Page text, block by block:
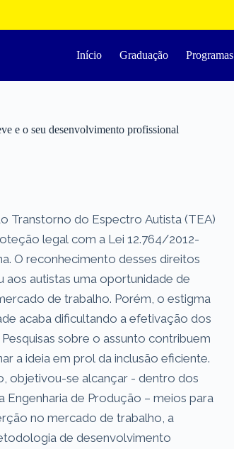
Início Graduação Programas
e o seu desenvolvimento profissional
Transtorno do Espectro Autista (TEA)
legal com a Lei 12.764/2012-
O reconhecimento desses direitos
aos autistas uma oportunidade de
de trabalho. Porém, o estigma
acaba dificultando a efetivação dos
sobre o assunto contribuem
a ideia em prol da inclusão eficiente.
objetivou-se alcançar - dentro dos
Engenharia de Produção – meios para
no mercado de trabalho, a
de desenvolvimento